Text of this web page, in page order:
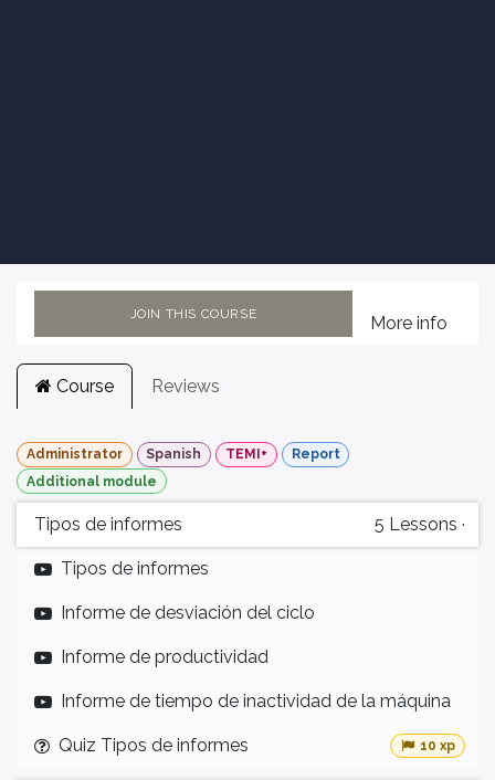
JOIN THIS COURSE More info
Course Reviews
Administrator Spanish TEMI+
Report
Additional module
Tipos de informes 5 Lessons ·
Tipos de informes
Informe de desviación del ciclo
Informe de productividad
Informe de tiempo de inactividad de la máquina
Quiz Tipos de informes 10 xp